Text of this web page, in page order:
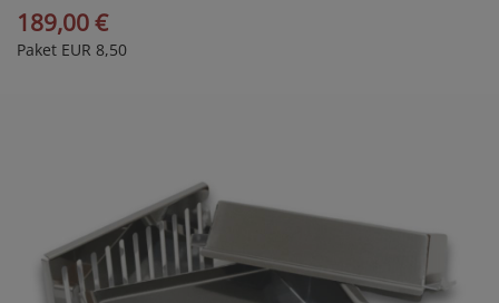
189,00 €
Paket EUR 8,50